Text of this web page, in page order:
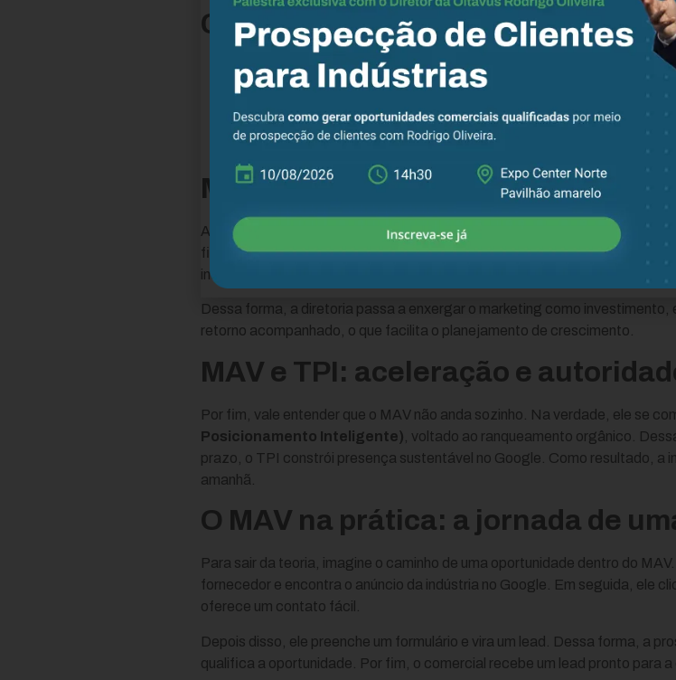
Como o MAV acelera as vendas
Captura a demanda atual:antes de tudo, o tráfego pago traz
Converte em contato:em seguida, o site transforma o visitante em
Aborda o cliente ideal:
depois disso, a prospecção ativa fala com
Integra os dados:dessa forma, cada canal alimenta o outro, sem
por fim, os resultados são acompanhados para
MAV e previsibilidade de vendas
Acima de tudo, o grande ganho do MAV é a previsibilidade. Afinal, quando
fica possível prever quantas oportunidades o investimento gera. Como
indicação esporádica.
Dessa forma, a diretoria passa a enxergar o marketing como
retorno acompanhado, o que facilita o planejamento de crescimento.
MAV e TPI: aceleração e
Por fim, vale entender que o MAV não anda sozinho. Na verdade, ele se
Posicionamento Inteligente) , voltado ao ranqueamento orgânico.
prazo, o TPI constrói presença sustentável no Google. Como resultado, a
amanhã.
O MAV na prática: a jornada de
Para sair da teoria, imagine o caminho de uma oportunidade dentro do
fornecedor e encontra o anúncio da indústria no Google. Em seguida, ele
oferece um contato fácil.
Depois disso, ele preenche um formulário e vira um lead. Dessa forma, a
qualifica a oportunidade. Por fim, o comercial recebe um lead pronto para a